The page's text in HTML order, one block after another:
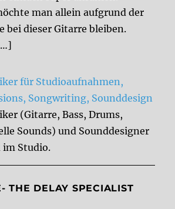
man allein aufgrund der
bei dieser Gitarre bleiben.
für Studioaufnahmen,
Songwriting, Sounddesign
(Gitarre, Bass, Drums,
Sounds) und Sounddesigner
im Studio.
THE DELAY SPECIALIST